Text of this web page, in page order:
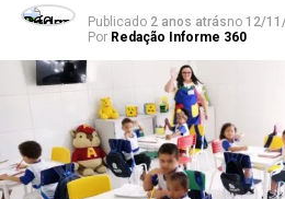
Publicado 2 anos atrásno 12/
Por Redação Informe 360